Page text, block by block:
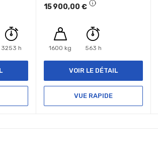
3253 h
15 900,00 €
1600 kg 563 h
VOIR LE DÉTAIL
VUE RAPIDE